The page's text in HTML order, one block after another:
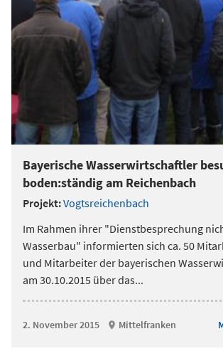
Bayerische Wasserwirtschaftler
boden:ständig am Reichenbach
Projekt:Vogtsreichenbach
Im Rahmen ihrer "Dienstbesprechung
Wasserbau" informierten sich ca. 50
und Mitarbeiter der bayerischen
am 30.10.2015 über das...
2. November 2015 Mittelfranken